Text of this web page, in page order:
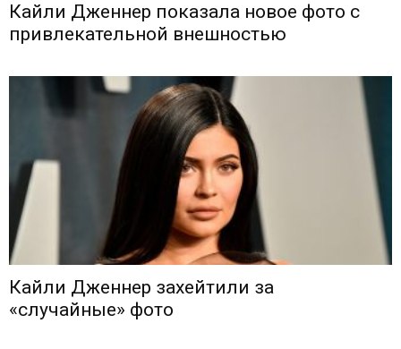
Кайли Дженнер показала новое фото с
привлекательной внешностью
Кайли Дженнер захейтили за
«случайные» фото